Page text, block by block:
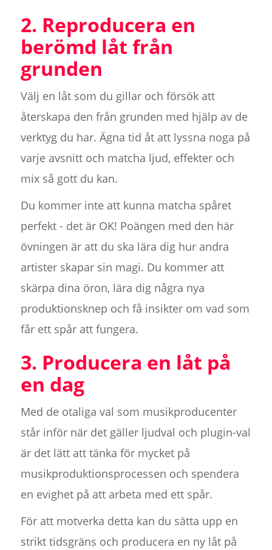
2. Reproducera en
berömd låt från
grunden
Välj en låt som du gillar och försök att
återskapa den från grunden med hjälp av de
verktyg du har. Ägna tid åt att lyssna noga på
varje avsnitt och matcha ljud, effekter och
mix så gott du kan.
Du kommer inte att kunna matcha spåret
perfekt - det är OK! Poängen med den här
övningen är att du ska lära dig hur andra
artister skapar sin magi. Du kommer att
skärpa dina öron, lära dig några nya
produktionsknep och få insikter om vad som
får ett spår att fungera.
3. Producera en låt på
en dag
Med de otaliga val som musikproducenter
står inför när det gäller ljudval och plugin-val
är det lätt att tänka för mycket på
musikproduktionsprocessen och spendera
en evighet på att arbeta med ett spår.
För att motverka detta kan du sätta upp en
strikt tidsgräns och producera en ny låt på